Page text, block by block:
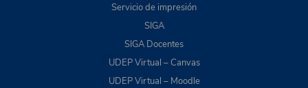
Servicio de impresión
SIGA
SIGA Docentes
UDEP Virtual – Canvas
UDEP Virtual – Moodle